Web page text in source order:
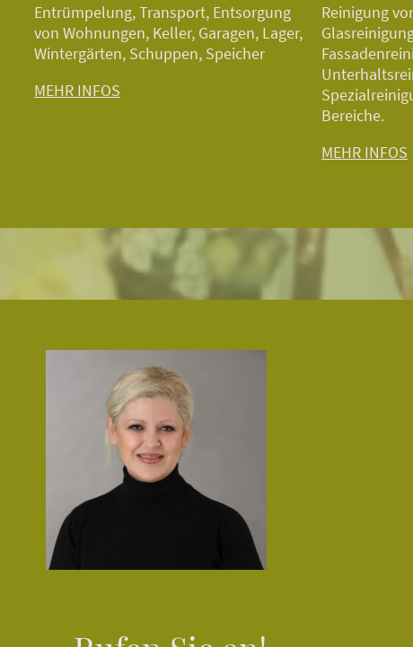
Entrümpelung, Transport, Entsorgung
von Wohnungen, Keller, Garagen, Lager,
Wintergärten, Schuppen, Speicher
MEHR INFOS
Reinigung
Bereiche.
MEHR INFOS